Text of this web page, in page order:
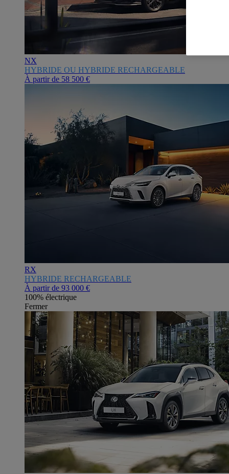
NX
HYBRIDE OU HYBRIDE RECHARGEABLE
À partir de 58 500 €
RX
HYBRIDE RECHARGEABLE
À partir de 93 000 €
100% électrique
Fermer